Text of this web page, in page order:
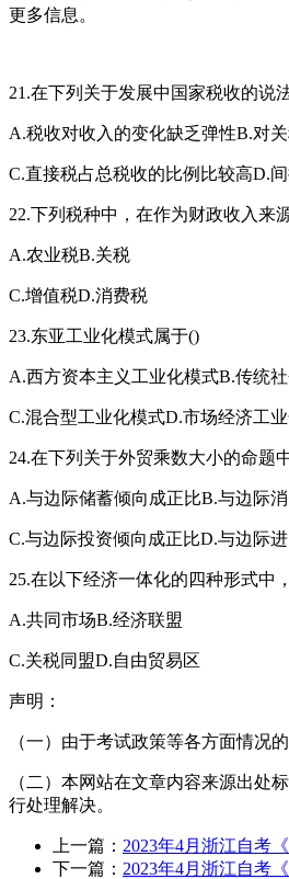
更多信息。
21.在下列关于发展中国家税收的说
A.税收对收入的变化缺乏弹性B.对
C.直接税占总税收的比例比较高D.
22.下列税种中，在作为财政收入来
A.农业税B.关税
C.增值税D.消费税
23.东亚工业化模式属于()
A.西方资本主义工业化模式B.传统
C.混合型工业化模式D.市场经济工
24.在下列关于外贸乘数大小的命题
A.与边际储蓄倾向成正比B.与边际
C.与边际投资倾向成正比D.与边际
25.在以下经济一体化的四种形式中
A.共同市场B.经济联盟
C.关税同盟D.自由贸易区
声明：
（一）由于考试政策等各方面情况
（二）本网站在文章内容来源出处
行处理解决。
上一篇： 2023年4月浙江自考
下一篇： 2023年4月浙江自考